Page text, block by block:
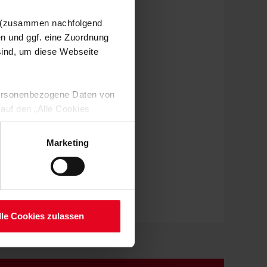
nachfolgend
und ggf. eine Zuordnung
um diese Webseite
Daten von
den „Alle Cookies
Verarbeitung Ihrer
Art. 6 Abs. 1 lit. a DSGVO
Ihre etwaig erteilten
Marketing
Cookies zulassen